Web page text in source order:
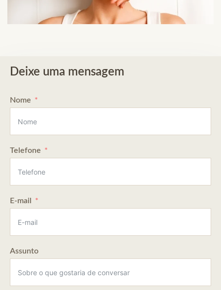
Deixe uma mensagem
Nome
Telefone
E-mail
Assunto